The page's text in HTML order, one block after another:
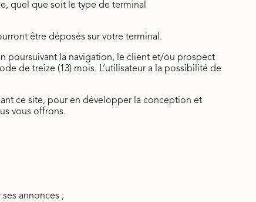
quel que soit le type de terminal
être déposés sur votre terminal.
poursuivant la navigation, le client et/ou prospect
de treize (13) mois. L’utilisateur a la possibilité de
ce site, pour en développer la conception et
vous offrons.
annonces ;